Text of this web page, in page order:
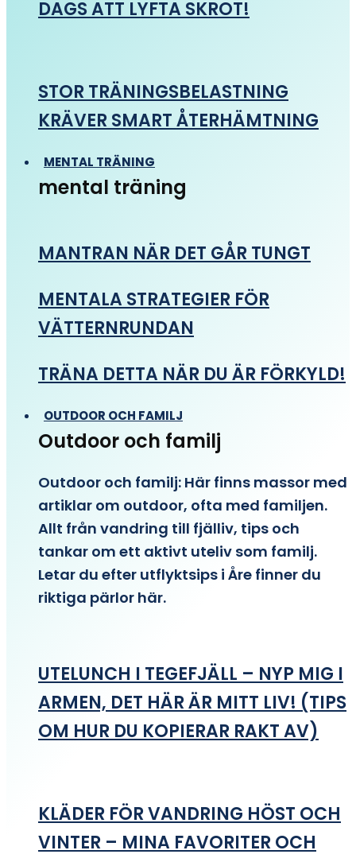
DAGS ATT LYFTA SKROT!
STOR TRÄNINGSBELASTNING
KRÄVER SMART ÅTERHÄMTNING
MENTAL TRÄNING
mental träning
MANTRAN NÄR DET GÅR TUNGT
MENTALA STRATEGIER FÖR
VÄTTERNRUNDAN
TRÄNA DETTA NÄR DU ÄR FÖRKYLD!
OUTDOOR OCH FAMILJ
Outdoor och familj
Outdoor och familj: Här finns massor med
artiklar om outdoor, ofta med familjen.
Allt från vandring till fjälliv, tips och
tankar om ett aktivt uteliv som familj.
Letar du efter utflyktsips i Åre finner du
riktiga pärlor här.
UTELUNCH I TEGEFJÄLL – NYP MIG I
ARMEN, DET HÄR ÄR MITT LIV! (TIPS
OM HUR DU KOPIERAR RAKT AV)
KLÄDER FÖR VANDRING HÖST OCH
VINTER – MINA FAVORITER OCH